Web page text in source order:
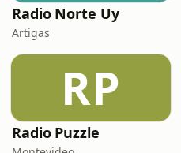
Radio Norte Uy
Artigas
RP
Radio Puzzle